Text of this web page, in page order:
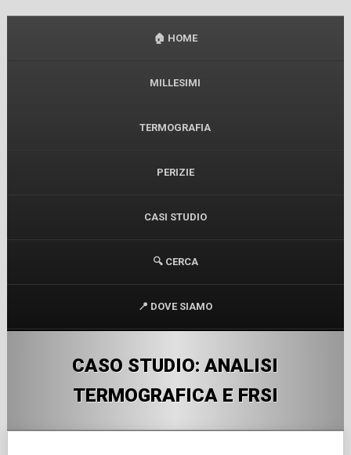
🏠 HOME
MILLESIMI
TERMOGRAFIA
PERIZIE
CASI STUDIO
🔍 CERCA
📍 DOVE SIAMO
CASO STUDIO: ANALISI
TERMOGRAFICA E FRSI